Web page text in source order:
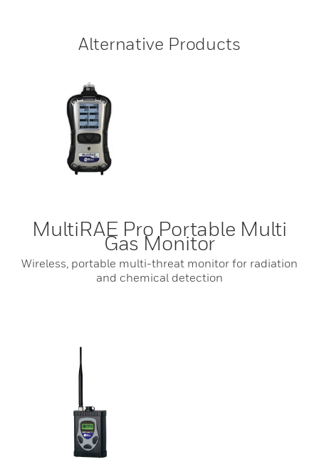
Alternative Products
MultiRAE Pro Portable Multi
Gas Monitor
Wireless, portable multi-threat monitor for radiation
and chemical detection